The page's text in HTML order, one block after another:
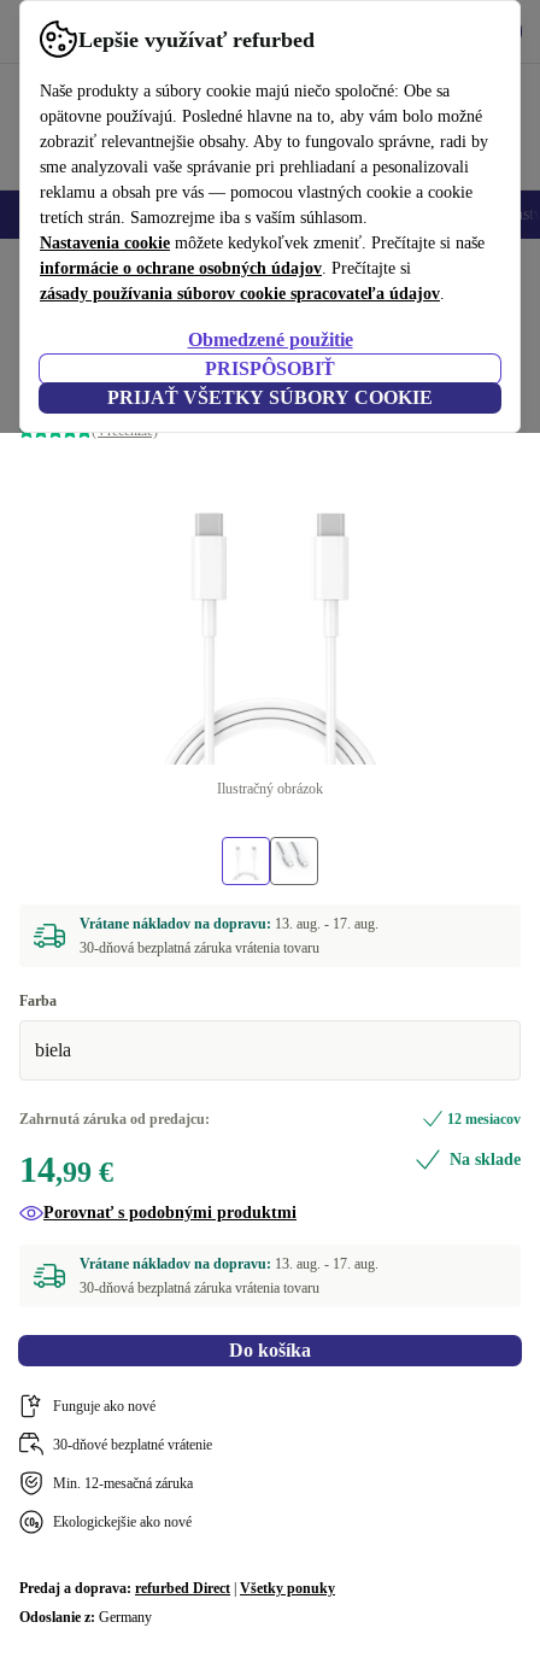
Lepšie využívať refurbed
Naše produkty a súbory cookie majú niečo spoločné: Obe sa
opätovne používajú. Posledné hlavne na to, aby vám bolo možné
zobraziť relevantnejšie obsahy. Aby to fungovalo správne, radi by
sme analyzovali vaše správanie pri prehliadaní a pesonalizovali
reklamu a obsah pre vás — pomocou vlastných cookie a cookie
tretích strán. Samozrejme iba s vaším súhlasom.
Nastavenia cookie môžete kedykoľvek zmeniť. Prečítajte si naše
informácie o ochrane osobných údajov. Prečítajte si
zásady používania súborov cookie spracovateľa údajov.
Obmedzené použitie
PRISPÔSOBIŤ
PRIJAŤ VŠETKY SÚBORY COOKIE
používať refurbed rýchlo a jednoducho
Mobilné telefóny Laptopy Tablety Inteligentné hodinky
Domov Produkty Príslušenstvo Nabíjačky a nabíjacie káble
Rýchlonabíjací kábel 100 W, 2 m
(USB-C na USB-C)
biela
(4 recenzie)
14,99 €
Ilustračný obrázok
Vrátane nákladov na dopravu: 13. aug. - 17. aug.
30-dňová bezplatná záruka vrátenia tovaru
Farba
biela
Zahrnutá záruka od predajcu: 12 mesiacov
14,99 € Na sklade
Porovnať s podobnými produktmi
Vrátane nákladov na dopravu: 13. aug. - 17. aug.
30-dňová bezplatná záruka vrátenia tovaru
Do košíka
Funguje ako nové
30-dňové bezplatné vrátenie
Min. 12-mesačná záruka
Ekologickejšie ako nové
Predaj a doprava: refurbed Direct Všetky ponuky
Odoslanie z: Germany